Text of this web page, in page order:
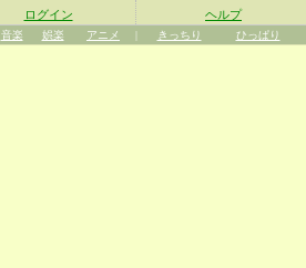
ログイン ヘルプ
音楽 娯楽 アニメ | きっちり ひっぱり